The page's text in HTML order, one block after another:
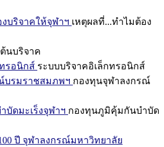
บริจาคให้จุฬาฯ เหตุผลที่...ทำไมต้อง
ต้นบริจาค
รอนิกส์ ระบบบริจาคอิเล็กทรอนิกส์
บรมราชสมภพฯ กองทุนจุฬาลงกรณ์
ดมะเร็งจุฬาฯ กองทุนภูมิคุ้มกันบำบัด
ปี จุฬาลงกรณ์มหาวิทยาลัย